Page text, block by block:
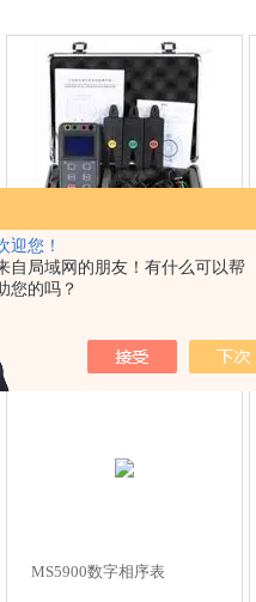
迎您！
自局域网的朋友！有什么可以帮
您的吗？
ES2000三相数字相序表定
制
MS5900数字相序表